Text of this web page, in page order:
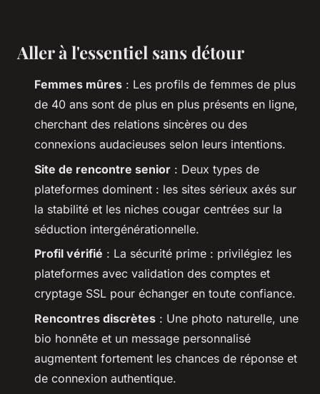
Aller à l'essentiel sans détour
Femmes mûres : Les profils de femmes de plus
de 40 ans sont de plus en plus présents en ligne,
cherchant des relations sincères ou des
connexions audacieuses selon leurs intentions.
Site de rencontre senior : Deux types de
plateformes dominent : les sites sérieux axés sur
la stabilité et les niches cougar centrées sur la
séduction intergénérationnelle.
Profil vérifié : La sécurité prime : privilégiez les
plateformes avec validation des comptes et
cryptage SSL pour échanger en toute confiance.
Rencontres discrètes : Une photo naturelle, une
bio honnête et un message personnalisé
augmentent fortement les chances de réponse et
de connexion authentique.